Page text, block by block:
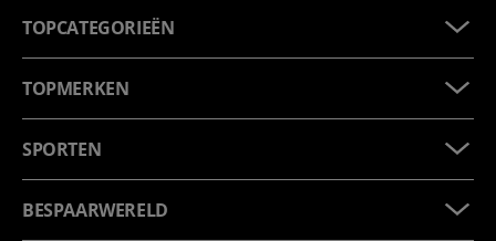
TOPCATEGORIEËN
TOPMERKEN
SPORTEN
BESPAARWERELD